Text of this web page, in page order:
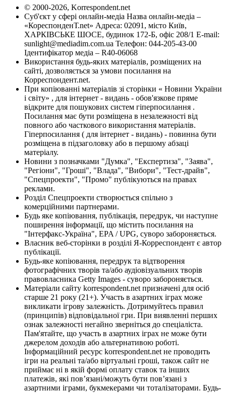
© 2000-2026, Korrespondent.net
Суб'єкт у сфері онлайн-медіа Назва онлайн-медіа –
«КореспонденТ.net» Адреса: 02091, місто Київ,
ХАРКІВСЬКЕ ШОСЕ, будинок 172-Б, офіс 208/1 E-mail:
sunlight@mediadim.com.ua Телефон: 044-205-43-00
Ідентифікатор медіа – R40-06068
Використання будь-яких матеріалів, розміщених на
сайті, дозволяється за умови посилання на
Корреспондент.net.
При копіюванні матеріалів зі сторінки « Новини України
і світу» , для інтернет - видань - обов'язкове пряме
відкрите для пошукових систем гіперпосилання .
Посилання має бути розміщена в незалежності від
повного або часткового використання матеріалів.
Гіперпосилання ( для інтернет - видань) - повинна бути
розміщена в підзаголовку або в першому абзаці
матеріалу.
Новини з позначками "Думка", "Експертиза", "Заява",
"Регіони", "Гроші", "Влада", "Вибори", "Тест-драйв",
"Спецпроекти", "Промо" публікуються на правах
реклами.
Розділ Спецпроекти створюється спільно з
комерційними партнерами.
Будь яке копіювання, публікація, передрук, чи наступне
поширення інформації, що містить посилання на
"Інтерфакс-Україна", EPA / UPG, суворо забороняється.
Власник веб-сторінки в розділі Я-Корреспондент є автор
публікації.
Будь-яке копіювання, передрук та відтворення
фотографічних творів та/або аудіовізуальних творів
правовласника Getty Images - суворо забороняється.
Матеріали сайту korrespondent.net призначені для осіб
старше 21 року (21+). Участь в азартних іграх може
викликати ігрову залежність. Дотримуйтесь правил
(принципів) відповідальної гри. При виявленні перших
ознак залежності негайно зверніться до спеціаліста.
Пам'ятайте, що участь в азартних іграх не може бути
джерелом доходів або альтернативою роботі.
Інформаційний ресурс korrespondent.net не проводить
ігри на реальні та/або віртуальні гроші, також сайт не
приймає ні в якій формі оплату ставок та інших
платежів, які пов’язані/можуть бути пов’язані з
азартними іграми, букмекерами чи тоталізаторами. Будь-